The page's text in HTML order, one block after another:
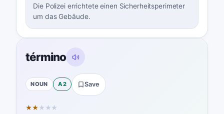
Die Polizei errichtete einen Sicherheitsperimeter
um das Gebäude.
término
NOUN A2 Save
★★ ★ ★ ★